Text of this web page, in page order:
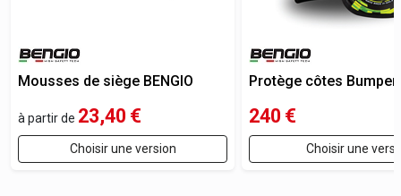
Mousses de siège BENGIO
à partir de 23,40 €
Choisir une version
Protège côtes Bumper
240 €
Choisir une